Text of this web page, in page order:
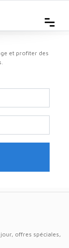
et profiter des
offres spéciales,